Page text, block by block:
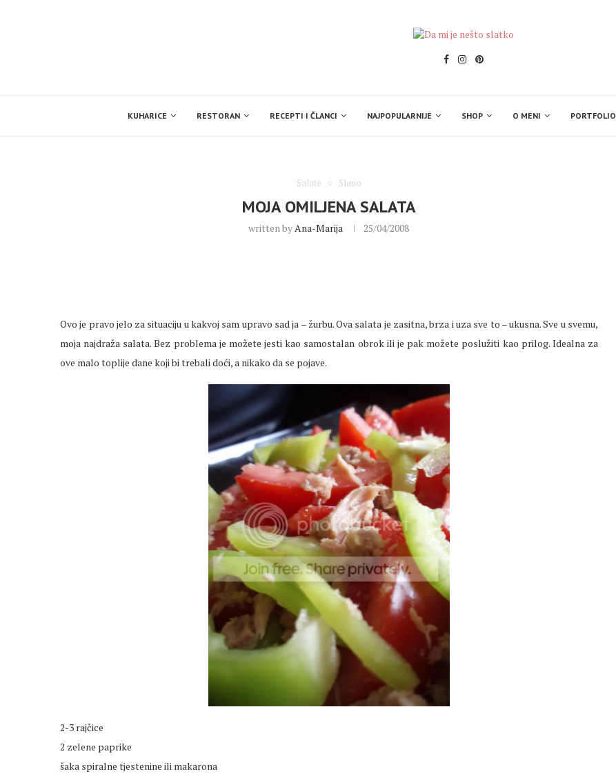
KUHARICE RESTORAN RECEPTI I ČLANCI NAJPOPULARNIJE SHOP O MENI PORTFOLIO
Salate Slano
MOJA OMILJENA SALATA
written byAna-Marija 25/04/2008
Ovo je pravo jelo za situaciju u kakvoj sam upravo sad ja – žurbu. Ova salata je zasitna, brza i uza sve to – ukusna. Sve u svemu,
moja najdraža salata. Bez problema je možete jesti kao samostalan obrok ili je pak možete poslužiti kao prilog. Idealna za
ove malo toplije dane koji bi trebali doći, a nikako da se pojave.
2-3 rajčice
2 zelene paprike
šaka spiralne tjestenine ili makarona